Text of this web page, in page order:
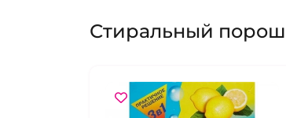
Стиральный